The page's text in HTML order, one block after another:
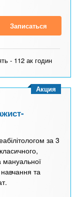
Записаться
- 112 ак годин
за 3
мануальної
навчання та
Акция